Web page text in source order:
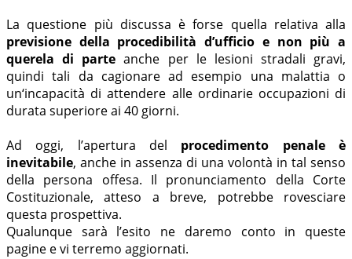
La questione più discussa è forse quella relativa alla
previsione della procedibilità d’ufficio e non più a
querela di parte anche per le lesioni stradali gravi,
quindi tali da cagionare ad esempio una malattia o
un‘incapacità di attendere alle ordinarie occupazioni di
durata superiore ai 40 giorni.
Ad oggi, l’apertura del procedimento penale è
inevitabile, anche in assenza di una volontà in tal senso
della persona offesa. Il pronunciamento della Corte
Costituzionale, atteso a breve, potrebbe rovesciare
questa prospettiva.
Qualunque sarà l’esito ne daremo conto in queste
pagine e vi terremo aggiornati.